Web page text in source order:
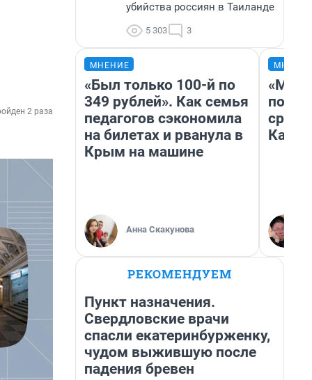
2 раза
убийства россиян в Таиланде
5 303 3
МНЕНИЕ
«Был только 100-й по
349 рублей». Как семья
педагогов сэкономила
на билетах и рванула в
Крым на машине
Анна Скакунова
РЕКОМЕНДУЕМ
Пункт назначения.
Свердловские врачи
спасли екатеринбурженку,
чудом выжившую после
падения бревен